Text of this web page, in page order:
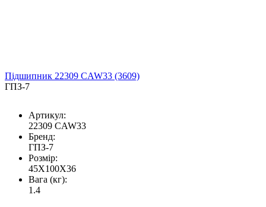
Підшипник 22309 CAW33 (3609)
ГПЗ-7
Артикул:
22309 CAW33
Бренд:
ГПЗ-7
Розмір:
45X100X36
Вага (кг):
1.4